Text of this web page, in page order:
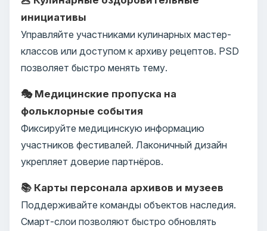
инициативы
Управляйте участниками кулинарных мастер-
классов или доступом к архиву рецептов. PSD
позволяет быстро менять тему.
🎭 Медицинские пропуска на
фольклорные события
Фиксируйте медицинскую информацию
участников фестивалей. Лаконичный дизайн
укрепляет доверие партнёров.
📚 Карты персонала архивов и музеев
Поддерживайте команды объектов наследия.
Смарт-слои позволяют быстро обновлять